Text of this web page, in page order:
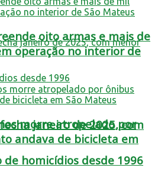
janeiro de 2025, com
homicídios desde 1996
oito armas e mais de
operação no interior de
morre atropelado por
andava de bicicleta em